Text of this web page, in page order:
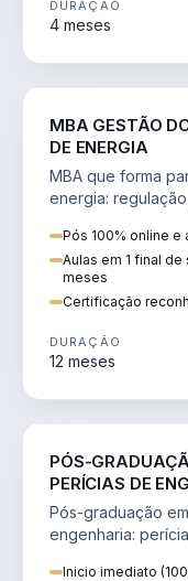
DURAÇÃO
4 meses
MBA GESTÃO
DE ENERGIA
MBA que forma
energia:
Pós 100% online
Aulas em 1 final
meses
Certificação
DURAÇÃO
12 meses
PÓS-
PERÍCIAS DE
Pós-graduação
engenharia:
Inicio imediato